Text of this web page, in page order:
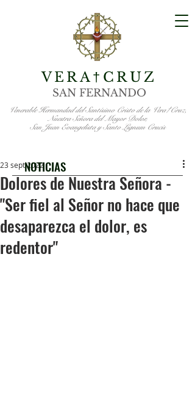
VERA† CRUZ
SAN FERNANDO
Venerable Hermandad del Santísimo Cristo de la Vera†Cruz,
Nuestra Señora del Mayor Dolor,
San Juan Evangelista y Santo Lignum Crucis
Dolores de Nuestra Señora -
"Ser fiel al Señor no hace que
desaparezca el dolor, es
redentor"
23 sept 2022
NOTICIAS